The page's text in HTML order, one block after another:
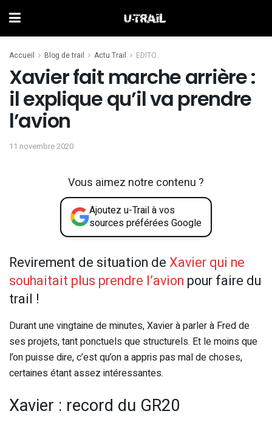
Accueil Blog de trail Actu Trail EDITO
Xavier fait marche arrière :
il explique qu’il va prendre
l’avion
11 novembre 2020
Vous aimez notre contenu ?
Ajoutez u-Trail à vos
sources préférées Google
Revirement de situation deXavier qui ne
souhaitait plus prendre l’avion pour faire du
trail !
Durant une vingtaine de minutes, Xavier à parler à Fred de
ses projets, tant ponctuels que structurels. Et le moins que
l’on puisse dire, c’est qu’on a appris pas mal de choses,
certaines étant assez intéressantes.
Xavier : record du GR20